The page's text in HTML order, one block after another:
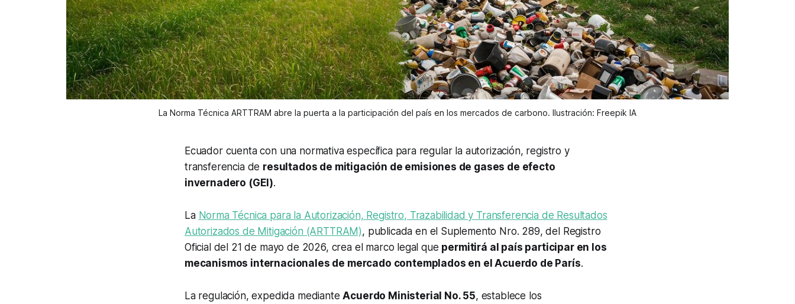
La Norma Técnica ARTTRAM abre la puerta a la participación del país en los mercados de carbono. Ilustración: Freepik IA
Ecuador cuenta con una normativa específica para regular la autorización, registro y
transferencia de resultados de mitigación de emisiones de gases de efecto
invernadero (GEI).
La Norma Técnica para la Autorización, Registro, Trazabilidad y Transferencia de Resultados
Autorizados de Mitigación (ARTTRAM), publicada en el Suplemento Nro. 289, del Registro
Oficial del 21 de mayo de 2026, crea el marco legal que permitirá al país participar en los
mecanismos internacionales de mercado contemplados en el Acuerdo de París.
La regulación, expedida medianteAcuerdo Ministerial No. 55, establece los